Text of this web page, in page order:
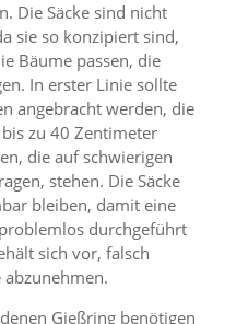
Die Säcke sind nicht
sie so konzipiert sind,
Bäume passen, die
In erster Linie sollte
angebracht werden, die
zu 40 Zentimeter
die auf schwierigen
stehen. Die Säcke
bleiben, damit eine
durchgeführt
sich vor, falsch
abzunehmen.
Gießring benötigen